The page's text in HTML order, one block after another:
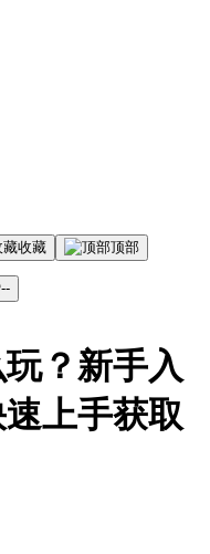
收藏 顶部
--
玩？新手入
上手获取